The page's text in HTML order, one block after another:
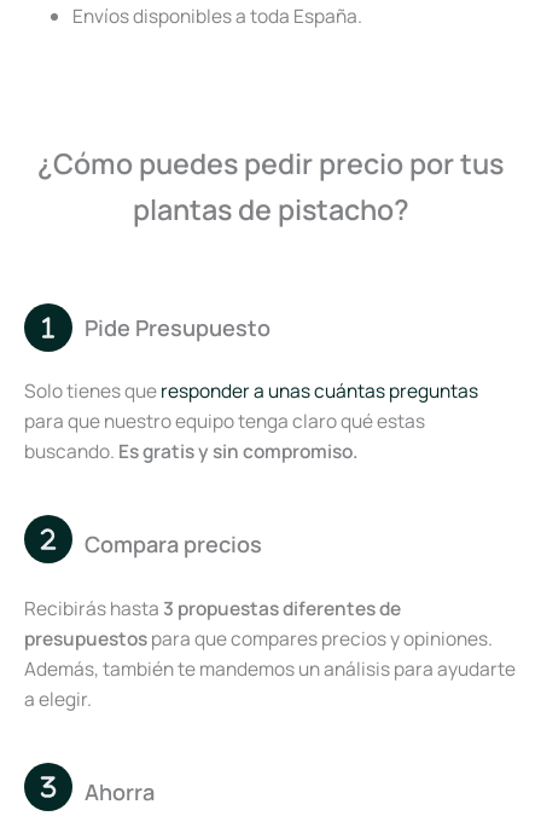
Envíos disponibles a toda España.
¿Cómo puedes pedir precio por tus
plantas de pistacho?
Pide Presupuesto
Solo tienes queresponder a unas cuántas preguntas
para que nuestro equipo tenga claro qué estas
buscando. Es gratis y sin compromiso.
Compara precios
Recibirás hasta 3 propuestas diferentes de
presupuestospara que compares precios y opiniones.
Además, también te mandemos un análisis para ayudarte
a elegir.
Ahorra